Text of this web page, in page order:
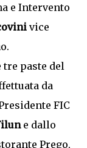
e Intervento
vice
paste del
da
FIC
e dallo
Prego,